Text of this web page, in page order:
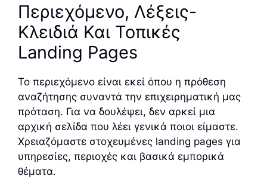
Περιεχόμενο, Λέξεις-
Κλειδιά Και Τοπικές
Landing Pages
Το περιεχόμενο είναι εκεί όπου η πρόθεση
αναζήτησης συναντά την επιχειρηματική μας
πρόταση. Για να δουλέψει, δεν αρκεί μια
αρχική σελίδα που λέει γενικά ποιοι είμαστε.
Χρειαζόμαστε στοχευμένες landing pages για
υπηρεσίες, περιοχές και βασικά εμπορικά
θέματα.